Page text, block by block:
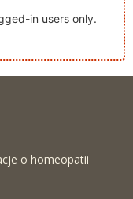
in users only.
o homeopatii